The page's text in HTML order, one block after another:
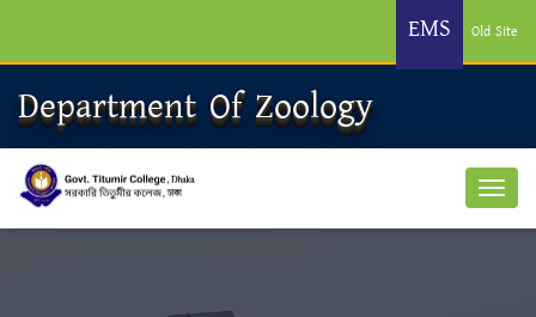
EMS Old Site
Department Of Zoology